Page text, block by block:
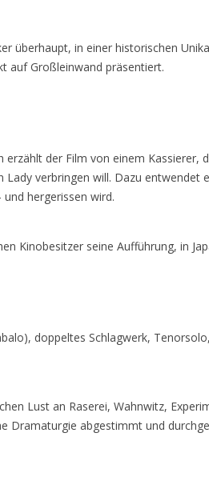
überhaupt, in einer historischen
auf Großleinwand präsentiert.
der Film von einem Kassierer,
verbringen will. Dazu entwendet
hergerissen wird.
Kinobesitzer seine Aufführung, in
doppeltes Schlagwerk,
Lust an Raserei, Wahnwitz,
Dramaturgie abgestimmt und